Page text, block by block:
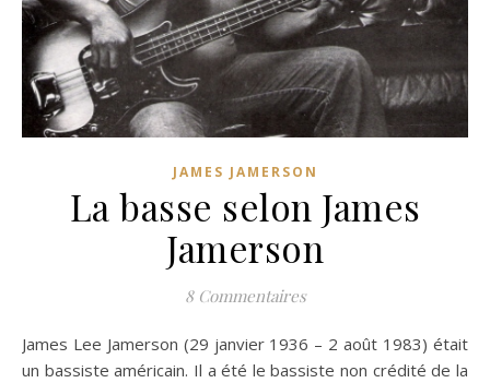
JAMES JAMERSON
La basse selon James
Jamerson
8 Commentaires
James Lee Jamerson (29 janvier 1936 – 2 août 1983) était
un bassiste américain. Il a été le bassiste non crédité de la